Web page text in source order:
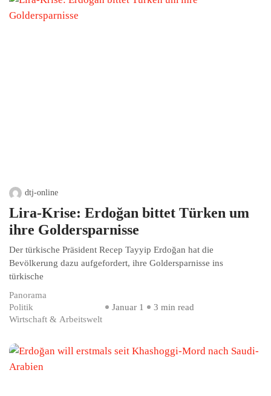
dtj-online
Lira-Krise: Erdoğan bittet Türken um
ihre Goldersparnisse
Der türkische Präsident Recep Tayyip Erdoğan hat die
Bevölkerung dazu aufgefordert, ihre Goldersparnisse ins
türkische
Panorama
Politik
Wirtschaft & Arbeitswelt
Januar 1 3 min read